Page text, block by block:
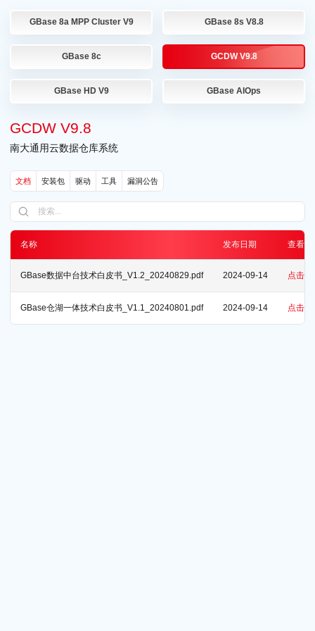
GBase 8a MPP Cluster V9 GBase 8s V8.8
GBase 8c GCDW V9.8
GBase HD V9 GBase AIOps
GCDW V9.8
南大通用云数据仓库系统
文档 安装包 驱动 工具 漏洞公告
名称 发布日期 查看
GBase数据中台技术白皮书_V1.2_20240829.pdf 2024-09-14 点击查
GBase仓湖一体技术白皮书_V1.1_20240801.pdf 2024-09-14 点击查